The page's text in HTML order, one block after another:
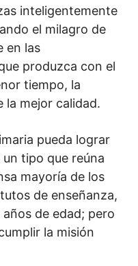
inteligentemente
el milagro de
en las
produzca con el
tiempo, la
la mejor calidad.
pueda lograr
tipo que reúna
mayoría de los
de enseñanza,
de edad; pero
la misión